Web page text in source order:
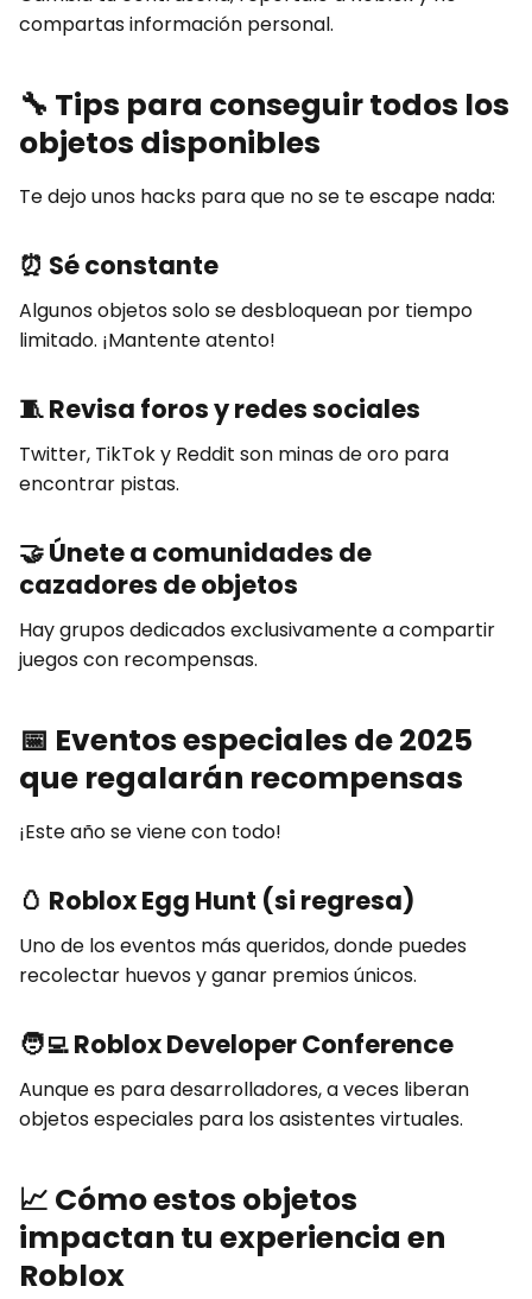
compartas información personal.
🔧 Tips para conseguir todos los
objetos disponibles
Te dejo unos hacks para que no se te escape nada:
⏰ Sé constante
Algunos objetos solo se desbloquean por tiempo
limitado. ¡Mantente atento!
🧵Revisa foros y redes sociales
Twitter, TikTok y Reddit son minas de oro para
encontrar pistas.
🤝Únete a comunidades de
cazadores de objetos
Hay grupos dedicados exclusivamente a compartir
juegos con recompensas.
📅 Eventos especiales de 2025
que regalarán recompensas
¡Este año se viene con todo!
🥚 Roblox Egg Hunt (si regresa)
Uno de los eventos más queridos, donde puedes
recolectar huevos y ganar premios únicos.
🧑‍💻Roblox Developer Conference
Aunque es para desarrolladores, a veces liberan
objetos especiales para los asistentes virtuales.
📈 Cómo estos objetos
impactan tu experiencia en
Roblox